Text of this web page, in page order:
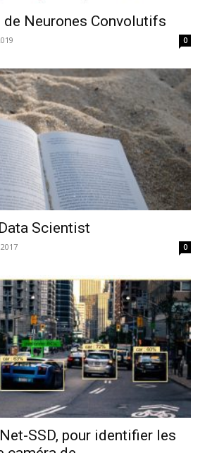
de Neurones Convolutifs
0
Scientist
0
SSD, pour identifier les